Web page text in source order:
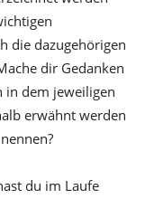
die dazugehörigen
dir Gedanken
in dem jeweiligen
erwähnt werden
du im Laufe